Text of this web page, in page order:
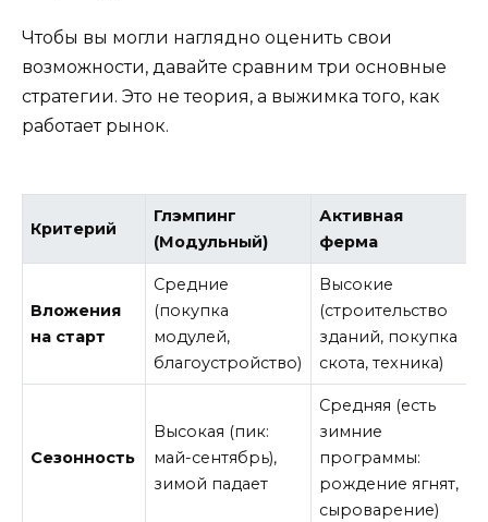
Чтобы вы могли наглядно оценить свои
возможности, давайте сравним три основные
стратегии. Это не теория, а выжимка того, как
работает рынок.
Критерий
Глэмпинг
(Модульный)
Активная
ферма
Вложения
на старт
Средние
(покупка
модулей,
благоустройство)
Высокие
(строительство
зданий, покупка
скота, техника)
Сезонность
Высокая (пик:
май-сентябрь),
зимой падает
Средняя (есть
зимние
программы:
рождение ягнят,
сыроварение)